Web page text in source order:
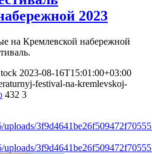
2023
на Кремлевской набережной
2023-08-16T15:01:00+03:00
festival-na-kremlevskoj-
432 3
uploads/
uploads/